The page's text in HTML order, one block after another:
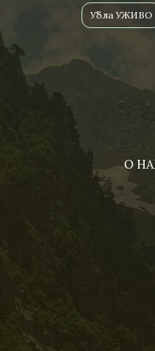
Убла УЖИВО
О